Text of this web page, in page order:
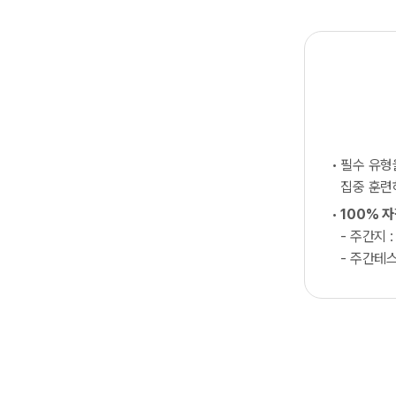
필수 유
집중 훈
100% 자
- 주간지
- 주간테